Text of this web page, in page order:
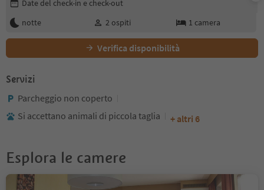
Date del check-in e check-out
notte
2 ospiti 1 camera
Verifica disponibilità
Servizi
Parcheggio non coperto
Si accettano animali di piccola taglia
+ altri 6
Esplora le camere